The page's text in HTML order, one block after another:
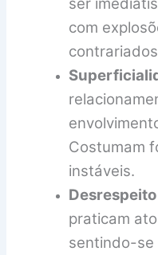
ser
com
Costumam
instáveis.
praticam
sentindo-se